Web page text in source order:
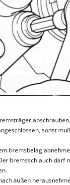
sonst
bremsbelag
bremsschlauch darf
außen